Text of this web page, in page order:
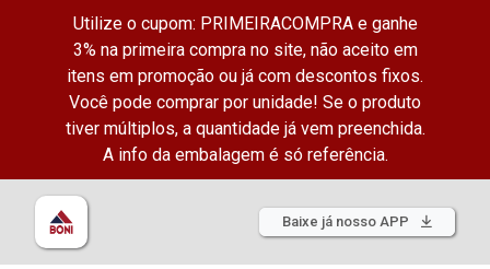
Utilize o cupom: PRIMEIRACOMPRA e ganhe
3% na primeira compra no site, não aceito em
itens em promoção ou já com descontos fixos.
Você pode comprar por unidade! Se o produto
tiver múltiplos, a quantidade já vem preenchida.
A info da embalagem é só referência.
Baixe já nosso APP